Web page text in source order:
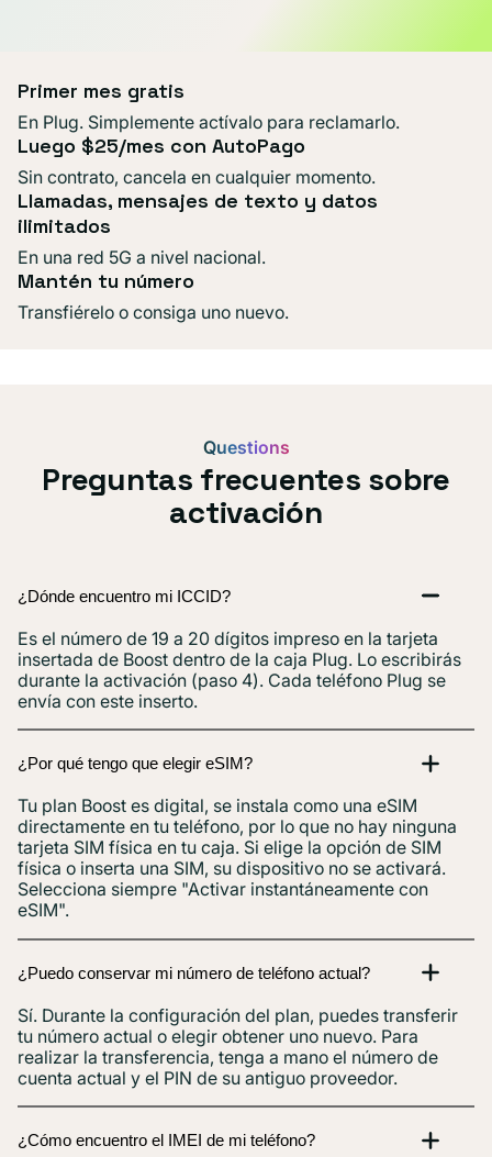
Primer mes gratis
En Plug. Simplemente actívalo para reclamarlo.
Luego $25/mes con AutoPago
Sin contrato, cancela en cualquier momento.
Llamadas, mensajes de texto y datos
ilimitados
En una red 5G a nivel nacional.
Mantén tu número
Transfiérelo o consiga uno nuevo.
Questions
Preguntas frecuentes sobre
activación
¿Dónde encuentro mi ICCID?
Es el número de 19 a 20 dígitos impreso en la tarjeta
insertada de Boost dentro de la caja Plug. Lo escribirás
durante la activación (paso 4). Cada teléfono Plug se
envía con este inserto.
¿Por qué tengo que elegir eSIM?
Tu plan Boost es digital, se instala como una eSIM
directamente en tu teléfono, por lo que no hay ninguna
tarjeta SIM física en tu caja. Si elige la opción de SIM
física o inserta una SIM, su dispositivo no se activará.
Selecciona siempre "Activar instantáneamente con
eSIM".
¿Puedo conservar mi número de teléfono actual?
Sí. Durante la configuración del plan, puedes transferir
tu número actual o elegir obtener uno nuevo. Para
realizar la transferencia, tenga a mano el número de
cuenta actual y el PIN de su antiguo proveedor.
¿Cómo encuentro el IMEI de mi teléfono?